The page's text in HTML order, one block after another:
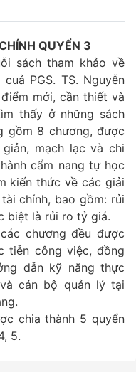
QUYỂN 3
sách tham khảo về
PGS. TS. Nguyễn
mới, cần thiết và
thấy ở những sách
gồm 8 chương, được
mạch lạc và chi
cẩm nang tự học
kiến thức về các giải
chính, bao gồm: rủi
biệt là rủi ro tỷ giá.
chương đều được
tiễn công việc, đồng
dẫn kỹ năng thực
cán bộ quản lý tại
chia thành 5 quyển
5.